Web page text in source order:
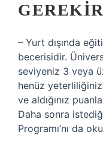
– Yurt dışında
becerisidir.
seviyeniz 3 veya
henüz
ve aldığınız
Daha sonra
Programı’nı da